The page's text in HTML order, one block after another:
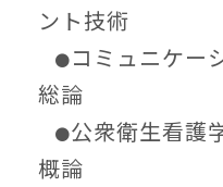
ント技術
● コミュニケー
総論
●公衆衛生看
概論